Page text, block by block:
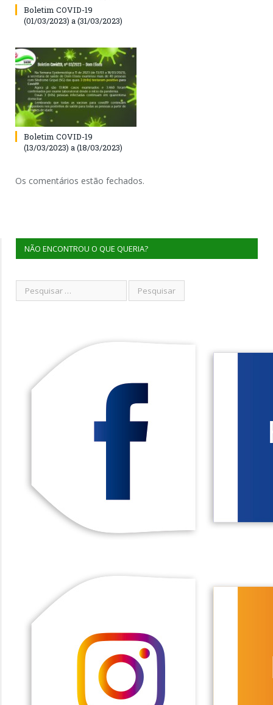
Boletim COVID-19
(01/03/2023) a (31/03/2023)
Boletim COVID-19
(13/03/2023) a (18/03/2023)
Os comentários estão fechados.
NÃO ENCONTROU O QUE QUERIA?